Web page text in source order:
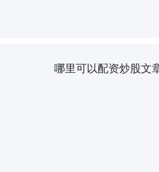
哪里可以配资炒股文